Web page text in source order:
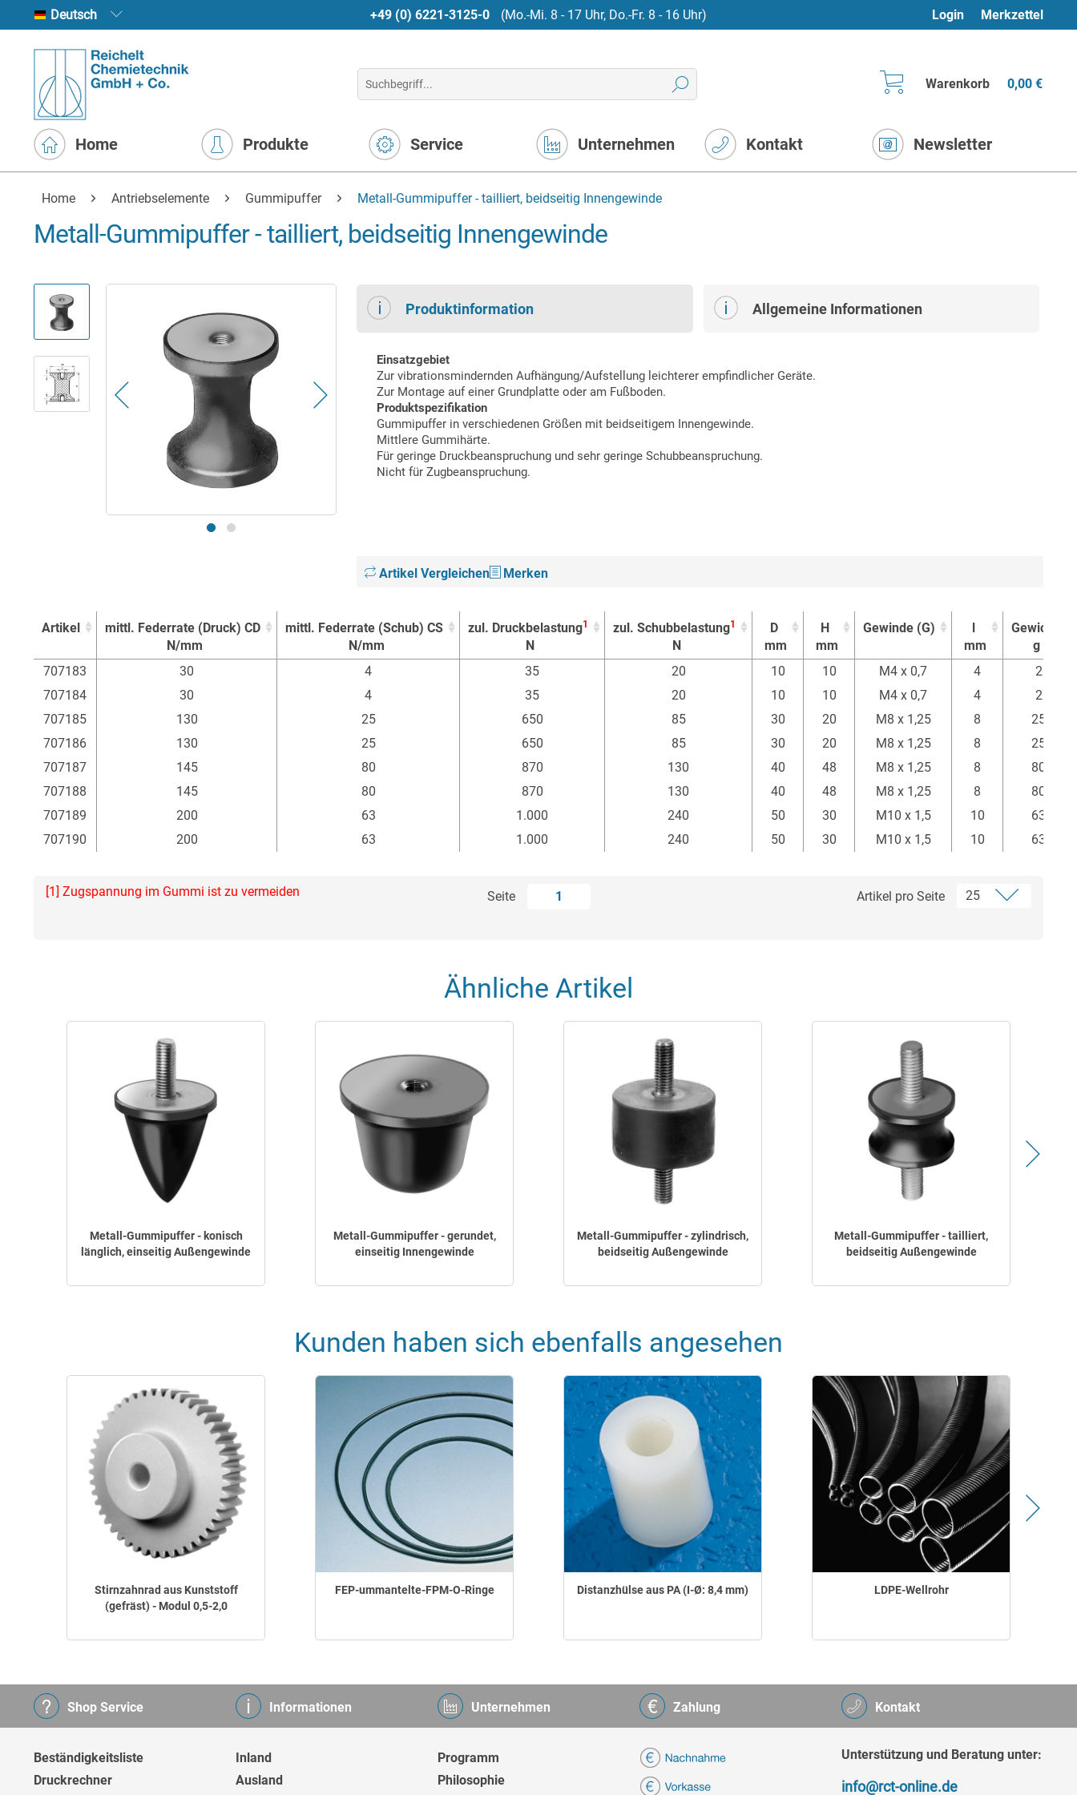
Deutsch +49 (0) 6221-3125-0 (Mo.-Mi. 8 - 17 Uhr, Do.-Fr. 8 - 16 Uhr) Login Merkzettel
Warenkorb 0,00 €
Home Produkte Service Unternehmen Kontakt Newsletter
Home Antriebselemente Gummipuffer Metall-Gummipuffer - tailliert, beidseitig Innengewinde
Metall-Gummipuffer - tailliert, beidseitig Innengewinde
Produktinformation Allgemeine Informationen
Einsatzgebiet
Zur vibrationsmindernden Aufhängung/Aufstellung leichterer empfindlicher Geräte.
Zur Montage auf einer Grundplatte oder am Fußboden.
Produktspezifikation
Gummipuffer in verschiedenen Größen mit beidseitigem Innengewinde.
Mittlere Gummihärte.
Für geringe Druckbeanspruchung und sehr geringe Schubbeanspruchung.
Nicht für Zugbeanspruchung.
Artikel Vergleichen Merken
Artikel
mittl. Federrate (Druck) CD
N/mm
mittl. Federrate (Schub) CS
N/mm
zul. Druckbelastung1
N
zul. Schubbelastung1
N
D
mm
H
mm
Gewinde (G)
l
mm
Gewicht
g
Artikel
mittl. Federrate (Druck) CD
mittl. Federrate (Schub) CS
zul. Druckbelastung zul. Schubbelastung
D
H
Gewinde (G)
l
Gewicht
707183 30 4 35 20 10 10 M4 x 0,7 4
2
707184
30 4 35 20 10 10 M4 x 0,7 4
2
707185
130 25 650 85 30 20 M8 x 1,25 8
25
707186
130 25 650 85 30 20 M8 x 1,25 8
25
707187
145 80 870 130 40 48 M8 x 1,25 8
80
707188
145 80 870 130 40 48 M8 x 1,25 8
80
707189
200 63 1.000 240 50 30 M10 x 1,5 10
63
707190
200 63 1.000 240 50 30 M10 x 1,5 10 63
Seite 1 Artikel pro Seite
[1] Zugspannung im Gummi ist zu vermeiden
Ähnliche Artikel
Metall-Gummipuffer - konisch
länglich, einseitig Außengewinde
Metall-Gummipuffer - gerundet,
einseitig Innengewinde
Metall-Gummipuffer - zylindrisch,
beidseitig Außengewinde
Metall-Gummipuffer - tailliert,
beidseitig Außengewinde
Kunden haben sich ebenfalls angesehen
Stirnzahnrad aus Kunststoff
(gefräst) - Modul 0,5-2,0
FEP-ummantelte-FPM-O-Ringe Distanzhülse aus PA (I-Ø: 8,4 mm) LDPE-Wellrohr
Kontakt
Unterstützung und Beratung unter:
info@rct-online.de
Shop Service
Beständigkeitsliste
Druckrechner
Informationen
Inland
Ausland
Unternehmen
Programm
Philosophie
Zahlung